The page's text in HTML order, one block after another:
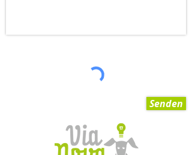
Senden